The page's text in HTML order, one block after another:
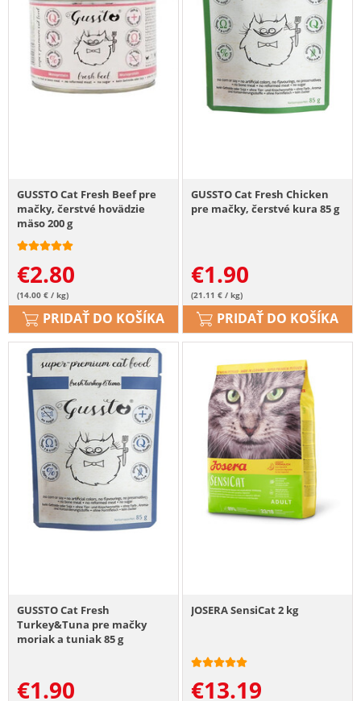
GUSSTO Cat Fresh Beef pre
mačky, čerstvé hovädzie
mäso 200 g
€2.80
(14.00 € / kg)
PRIDAŤ DO KOŠÍKA
GUSSTO Cat Fresh Chicken
pre mačky, čerstvé kura 85 g
€1.90
(21.11 € / kg)
PRIDAŤ DO KOŠÍKA
GUSSTO Cat Fresh
Turkey&Tuna pre mačky
moriak a tuniak 85 g
€1.90
JOSERA SensiCat 2 kg
€13.19